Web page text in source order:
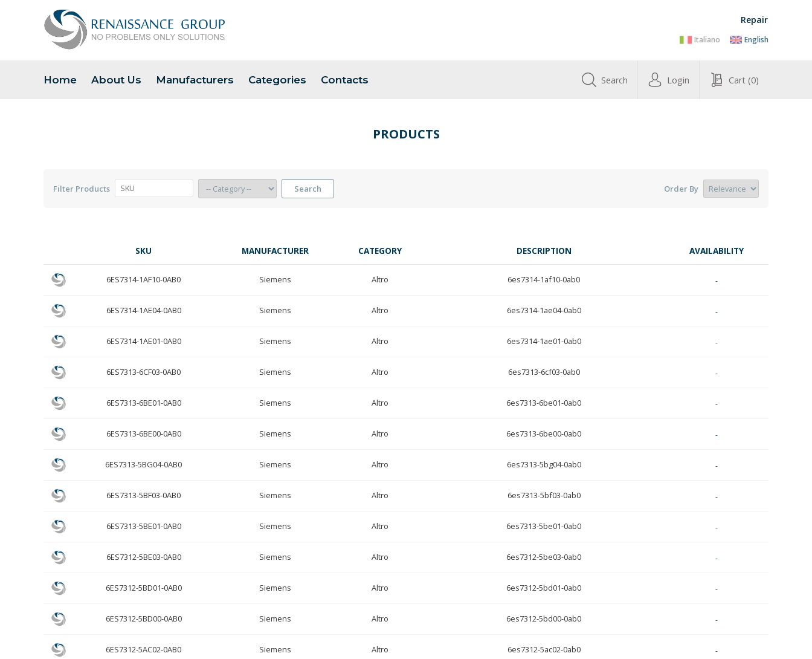
Repair
Italiano English
Home About Us Manufacturers Categories Contacts Search Login Cart (0)
PRODUCTS
Filter Products Search Order By
SKU MANUFACTURER CATEGORY DESCRIPTION AVAILABILITY
6ES7314-1AF10-0AB0 Siemens Altro 6es7314-1af10-0ab0 -
6ES7314-1AE04-0AB0 Siemens Altro 6es7314-1ae04-0ab0 -
6ES7314-1AE01-0AB0 Siemens Altro 6es7314-1ae01-0ab0 -
6ES7313-6CF03-0AB0 Siemens Altro 6es7313-6cf03-0ab0 -
6ES7313-6BE01-0AB0 Siemens Altro 6es7313-6be01-0ab0 -
6ES7313-6BE00-0AB0 Siemens Altro 6es7313-6be00-0ab0 -
6ES7313-5BG04-0AB0 Siemens Altro 6es7313-5bg04-0ab0 -
6ES7313-5BF03-0AB0 Siemens Altro 6es7313-5bf03-0ab0 -
6ES7313-5BE01-0AB0 Siemens Altro 6es7313-5be01-0ab0 -
6ES7312-5BE03-0AB0 Siemens Altro 6es7312-5be03-0ab0 -
6ES7312-5BD01-0AB0 Siemens Altro 6es7312-5bd01-0ab0 -
6ES7312-5BD00-0AB0 Siemens Altro 6es7312-5bd00-0ab0 -
6ES7312-5AC02-0AB0 Siemens Altro 6es7312-5ac02-0ab0 -